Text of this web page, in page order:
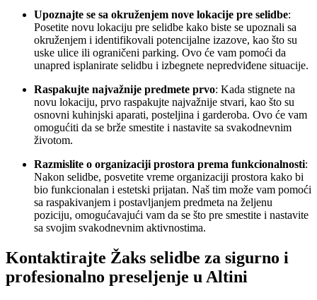
Upoznajte se sa okruženjem nove lokacije pre selidbe:
Posetite novu lokaciju pre selidbe kako biste se upoznali sa
okruženjem i identifikovali potencijalne izazove, kao što su
uske ulice ili ograničeni parking. Ovo će vam pomoći da
unapred isplanirate selidbu i izbegnete nepredviđene situacije.
Raspakujte najvažnije predmete prvo: Kada stignete na
novu lokaciju, prvo raspakujte najvažnije stvari, kao što su
osnovni kuhinjski aparati, posteljina i garderoba. Ovo će vam
omogućiti da se brže smestite i nastavite sa svakodnevnim
životom.
Razmislite o organizaciji prostora prema funkcionalnosti:
Nakon selidbe, posvetite vreme organizaciji prostora kako bi
bio funkcionalan i estetski prijatan. Naš tim može vam pomoći
sa raspakivanjem i postavljanjem predmeta na željenu
poziciju, omogućavajući vam da se što pre smestite i nastavite
sa svojim svakodnevnim aktivnostima.
Kontaktirajte Žaks selidbe za sigurno i
profesionalno preseljenje u Altini